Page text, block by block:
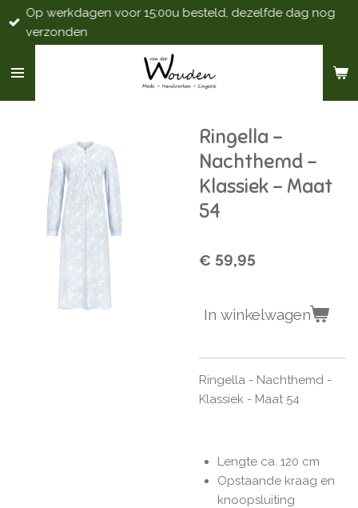
Ga
direct
de
Op werkdagen voor 15:00u besteld, dezelfde dag nog
verzonden
Ringella -
Nachthemd -
Klassiek - Maat
54
€ 59,95
In winkelwagen
Ringella - Nachthemd -
Klassiek - Maat 54
Lengte ca. 120 cm
Opstaande kraag en
knoopsluiting